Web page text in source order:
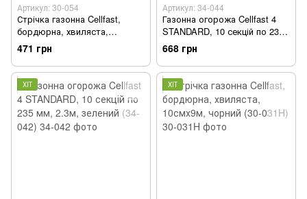
Артикул: 30-054
Стрічка газонна Cellfast,
бордюрна, хвиляста,
25смх9м, зграфіт (30-054)
471 грн
Артикул: 34-044
Газонна огорожа Cellfast 4
STANDARD, 10 секцій по 235
мм, 2.3м, сірий (34-044)
668 грн
ХІТ ХІТ